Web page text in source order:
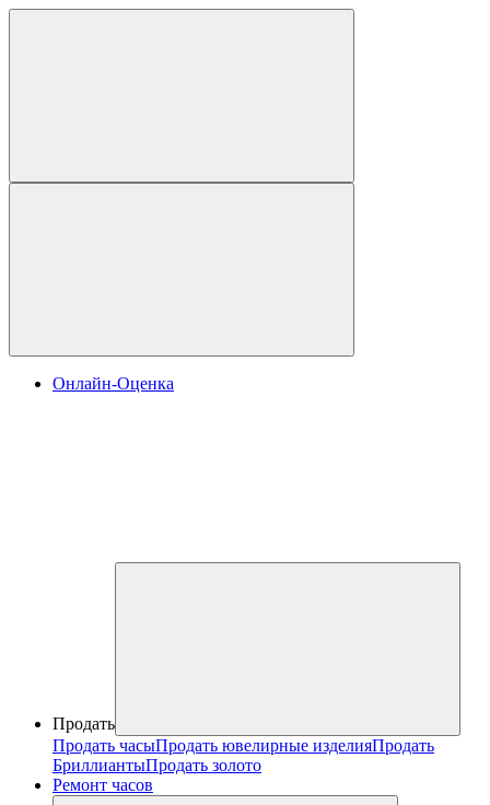
Онлайн-Оценка
Продать
Продать часыПродать ювелирные изделияПродать
БриллиантыПродать золото
Ремонт часов